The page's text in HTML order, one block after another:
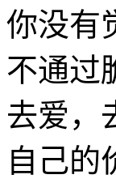
你没有
不通过
去爱，
自己的